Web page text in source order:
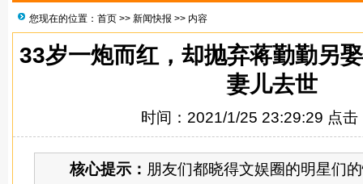
您现在的位置： 首页 >> 新闻快报 >> 内容
33岁一炮而红，却抛弃蒋勤勤另
妻儿去世
时间：2021/1/25 23:29:29 点击
核心提示： 朋友们都晓得文娱圈的明星们